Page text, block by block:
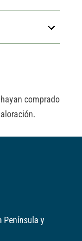
comprado
Península y